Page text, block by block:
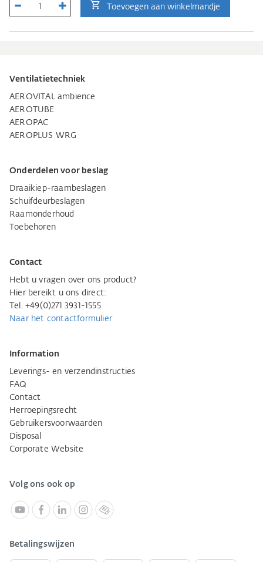
Toevoegen aan winkelmandje
Ventilatietechniek
AEROVITAL ambience
AEROTUBE
AEROPAC
AEROPLUS WRG
Onderdelen voor beslag
Draaikiep-raambeslagen
Schuifdeurbeslagen
Raamonderhoud
Toebehoren
Contact
Hebt u vragen over ons product?
Hier bereikt u ons direct:
Tel. +49(0)271 3931-1555
Naar het contactformulier
Information
Leverings- en verzendinstructies
FAQ
Contact
Herroepingsrecht
Gebruikersvoorwaarden
Disposal
Corporate Website
Volg ons ook op
Betalingswijzen